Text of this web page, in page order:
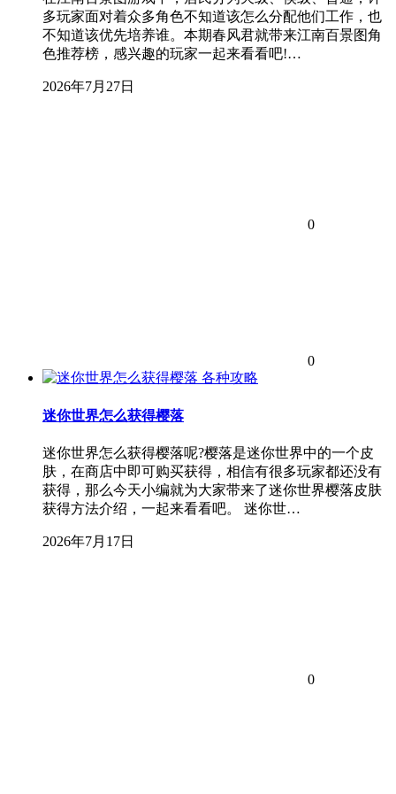
多玩家面对着众多角色不知道该怎么分配他们工作，也
不知道该优先培养谁。本期春风君就带来江南百景图角
色推荐榜，感兴趣的玩家一起来看看吧!…
2026年7月27日
0
0
各种攻略
迷你世界怎么获得樱落
迷你世界怎么获得樱落呢?樱落是迷你世界中的一个皮
肤，在商店中即可购买获得，相信有很多玩家都还没有
获得，那么今天小编就为大家带来了迷你世界樱落皮肤
获得方法介绍，一起来看看吧。 迷你世…
2026年7月17日
0